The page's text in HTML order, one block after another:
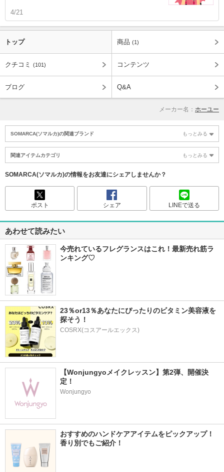
4/21
トップ 商品 (1)
クチコミ (101) コンテンツ
ブログ Q&A
メーカー名： ホーユー
SOMARCA(ソマルカ)の関連ブランド もっとみる
関連アイテムカテゴリ もっとみる
SOMARCA(ソマルカ)の情報をお友達にシェアしませんか？
ポスト シェア LINEで送る
あわせて読みたい
今売れているフレグランスはこれ！最新売れ筋ラ
ンキング♡
23％or13％あなたにぴったりのビタミン美容液を
探そう！
COSRX(コスアールエックス)
【Wonjungyoメイクレッスン】第2弾、開催決
定！
Wonjungyo
おすすめのハンドケアアイテムをピックアップ！
香り別でもご紹介！